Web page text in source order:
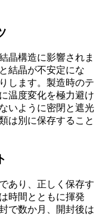
晶構造に影響されま
結晶が不安定にな
します。製造時のテ
温度変化を極力避け
いように密閉と遮光
は別に保存すること
あり、正しく保存す
時間とともに揮発
で数か月、開封後は